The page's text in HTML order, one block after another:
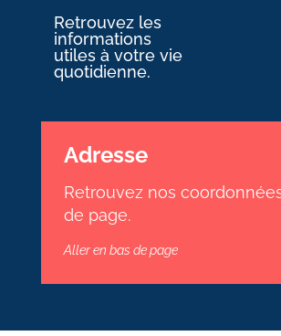
Retrouvez les
informations
utiles à votre vie
quotidienne.
Adresse
Retrouvez nos
de page.
Aller en bas de page